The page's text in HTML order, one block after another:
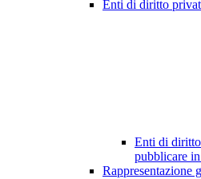
Enti di diritto
Enti di
pubblicare
Rappresentazione